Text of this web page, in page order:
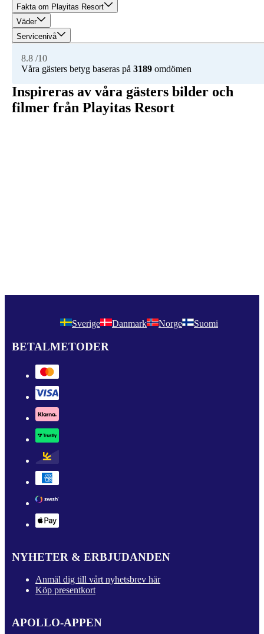
Fakta om Playitas Resort
Väder
Servicenivå
8.8 /10
Våra gästers betyg baseras på 3189 omdömen
Inspireras av våra gästers bilder och
filmer från Playitas Resort
Sverige Danmark Norge Suomi
BETALMETODER
NYHETER & ERBJUDANDEN
Anmäl dig till vårt nyhetsbrev här
Köp presentkort
APOLLO-APPEN